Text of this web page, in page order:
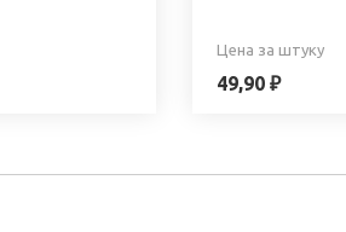
Цена за штуку
49,90 ₽